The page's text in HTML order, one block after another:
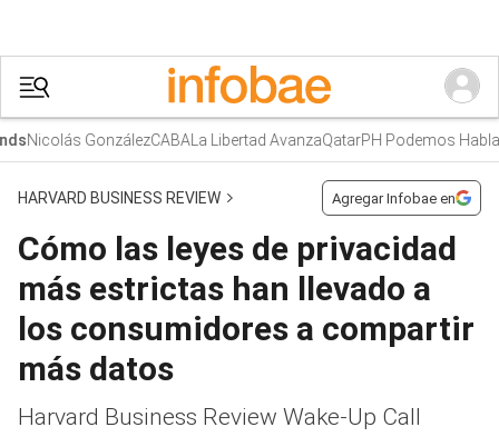
Nicolás GonzálezCABALa Libertad AvanzaQatarPH Podemos Hablar
HARVARD BUSINESS REVIEW Agregar Infobae en
Cómo las leyes de privacidad
más estrictas han llevado a
los consumidores a compartir
más datos
Harvard Business Review Wake-Up Call